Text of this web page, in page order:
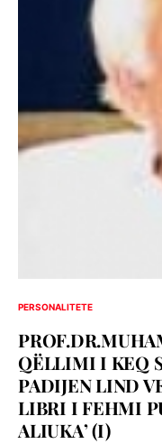
PERSONALITETE
QËLLIMI I KEQ
PADIJEN LIND
LIBRI I FEHMI
ALIUKA’ (I)